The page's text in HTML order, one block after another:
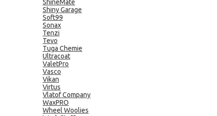
ShineMate
Shiny Garage
Soft99
Sonax
Tenzi
Tevo
Tuga Chemie
Ultracoat
ValetPro
Vasco
Vikan
Virtus
Vlatof Company
WaxPRO
Wheel Woolies